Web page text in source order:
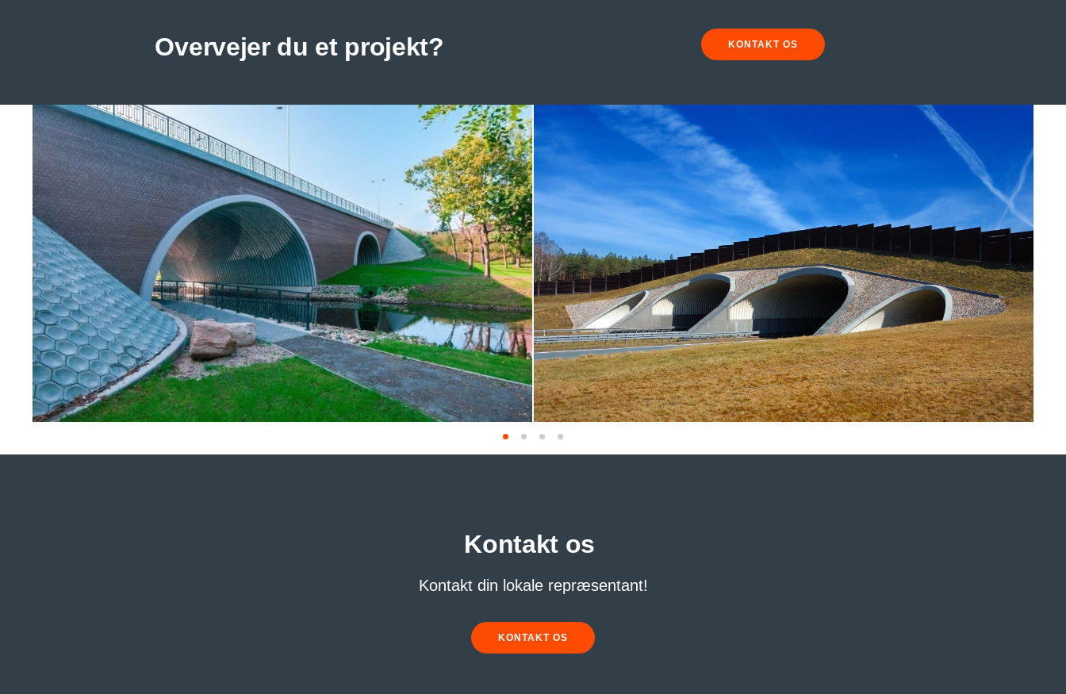
Overvejer du et projekt? KONTAKT OS
Kontakt os
Kontakt din lokale repræsentant!
KONTAKT OS